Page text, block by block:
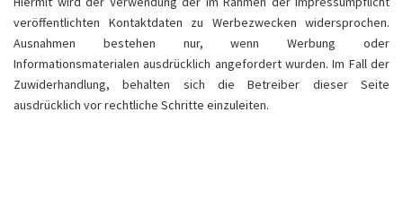
veröffentlichten Kontaktdaten zu Werbezwecken widersprochen.
Ausnahmen bestehen nur, wenn Werbung oder
Informationsmaterialen ausdrücklich angefordert wurden. Im Fall der
Zuwiderhandlung, behalten sich die Betreiber dieser Seite
ausdrücklich vor rechtliche Schritte einzuleiten.